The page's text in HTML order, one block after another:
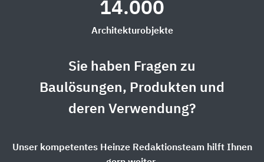
14.000
Architekturobjekte
Sie haben Fragen zu
Baulösungen, Produkten und
deren Verwendung?
Unser kompetentes Heinze Redaktionsteam hilft Ihnen